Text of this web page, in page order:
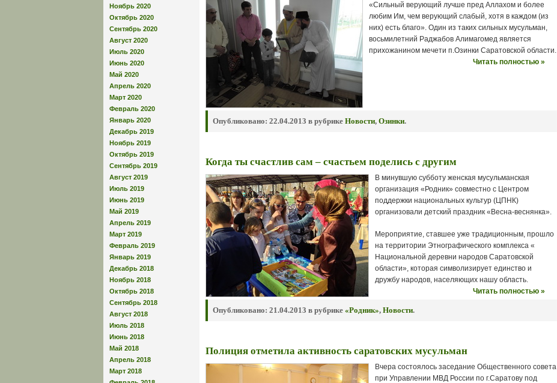
Ноябрь 2020
Октябрь 2020
Сентябрь 2020
Август 2020
Июль 2020
Июнь 2020
Май 2020
Апрель 2020
Март 2020
Февраль 2020
Январь 2020
Декабрь 2019
Ноябрь 2019
Октябрь 2019
Сентябрь 2019
Август 2019
Июль 2019
Июнь 2019
Май 2019
Апрель 2019
Март 2019
Февраль 2019
Январь 2019
Декабрь 2018
Ноябрь 2018
Октябрь 2018
Сентябрь 2018
Август 2018
Июль 2018
Июнь 2018
Май 2018
Апрель 2018
Март 2018
«Сильный верующий лучше пред Аллахом и более
любим Им, чем верующий слабый, хотя в каждом (из
них) есть благо». Один из таких сильных мусульман,
восьмилетний Раджабов Алимагомед является
прихожанином мечети п.Озинки Саратовской области.
Читать полностью »
Опубликовано: 22.04.2013 в рубрике Новости, Озинки.
Когда ты счастлив сам – счастьем поделись с другим
В минувшую субботу женская мусульманская
организация «Родник» совместно с Центром
поддержки национальных культур (ЦПНК)
организовали детский праздник «Весна-веснянка».
Мероприятие, ставшее уже традиционным, прошло
на территории Этнографического комплекса «
Национальной деревни народов Саратовской
области», которая символизирует единство и
дружбу народов, населяющих нашу область.
Читать полностью »
Опубликовано: 21.04.2013 в рубрике «Родник», Новости.
Полиция отметила активность саратовских мусульман
Вчера состоялось заседание Общественного совета
при Управлении МВД России по г.Саратову под